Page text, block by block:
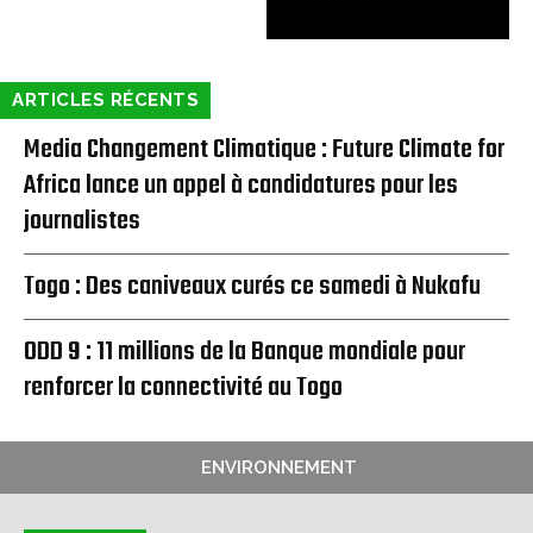
ARTICLES RÉCENTS
Media Changement Climatique : Future Climate for
Africa lance un appel à candidatures pour les
journalistes
Togo : Des caniveaux curés ce samedi à Nukafu
ODD 9 : 11 millions de la Banque mondiale pour
renforcer la connectivité au Togo
ENVIRONNEMENT